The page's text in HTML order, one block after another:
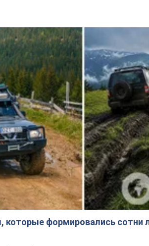
которые формировались сотни